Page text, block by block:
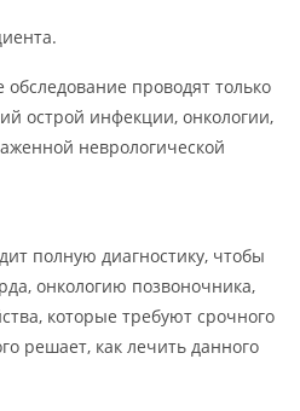
проводят только
острой инфекции, онкологии,
неврологической
полную диагностику, чтобы
онкологию позвоночника,
которые требуют срочного
решает, как лечить данного